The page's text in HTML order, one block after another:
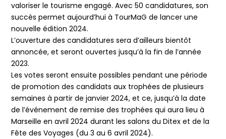
valoriser le tourisme engagé. Avec 50 candidatures, son
succès permet aujourd’hui à TourMaG de lancer une
nouvelle édition 2024.
L’ouverture des candidatures sera d’ailleurs bientôt
annoncée, et seront ouvertes jusqu’à la fin de l’année
2023.
Les votes seront ensuite possibles pendant une période
de promotion des candidats aux trophées de plusieurs
semaines à partir de janvier 2024, et ce, jusqu’à la date
de l’événement de remise des trophées qui aura lieu à
Marseille en avril 2024 durant les salons du Ditex et de la
Fête des Voyages (du 3 au 6 avril 2024).